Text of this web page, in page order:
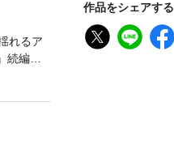
作品をシェアする
れるア
編、
変し